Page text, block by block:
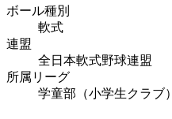
ボール種別
軟式
連盟
全日本軟式野球連盟
所属リーグ
学童部（小学生クラブ）